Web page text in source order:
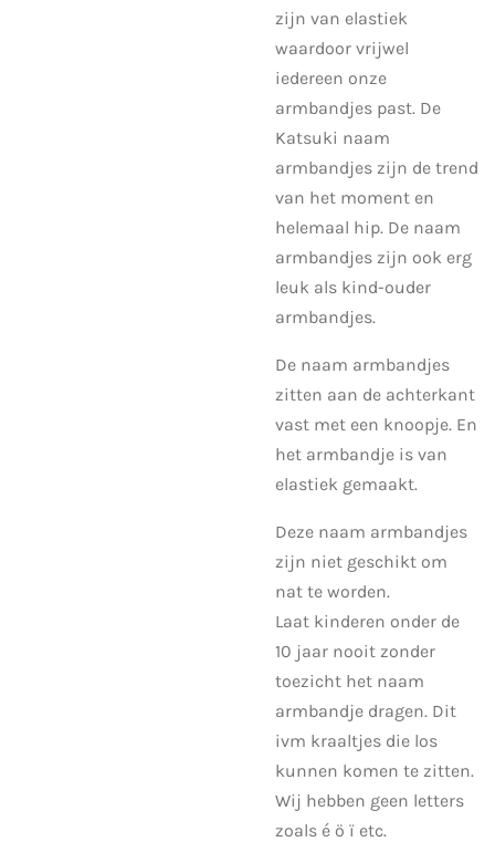
zijn van elastiek
waardoor vrijwel
iedereen onze
armbandjes past. De
Katsuki naam
armbandjes zijn de trend
van het moment en
helemaal hip. De naam
armbandjes zijn ook erg
leuk als kind-ouder
armbandjes.
De naam armbandjes
zitten aan de achterkant
vast met een knoopje. En
het armbandje is van
elastiek gemaakt.
Deze naam armbandjes
zijn niet geschikt om
nat te worden.
Laat kinderen onder de
10 jaar nooit zonder
toezicht het naam
armbandje dragen. Dit
ivm kraaltjes die los
kunnen komen te zitten.
Wij hebben geen letters
zoals é ö ï etc.